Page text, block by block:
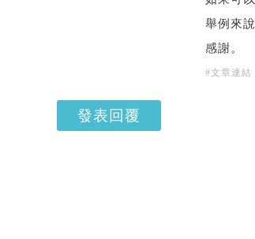
舉例來
感謝。
#文章連結
發表回覆